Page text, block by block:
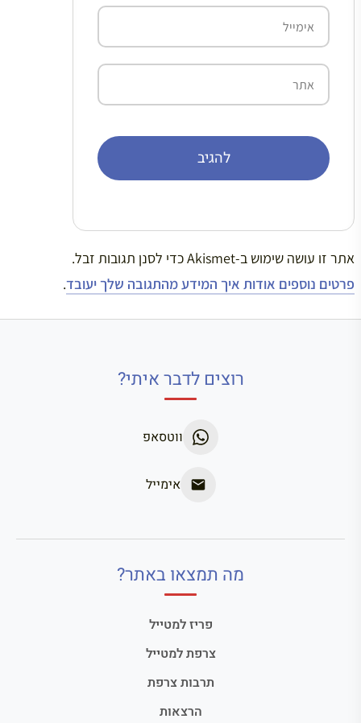
אימייל
אתר
אתר זו עושה שימוש ב-Akismet כדי לסנן תגובות זבל.
פרטים נוספים אודות איך המידע מהתגובה שלך יעובד.
רוצים לדבר איתי?
ווטסאפ
אימייל
מה תמצאו באתר?
פריז למטייל
צרפת למטייל
תרבות צרפת
הרצאות